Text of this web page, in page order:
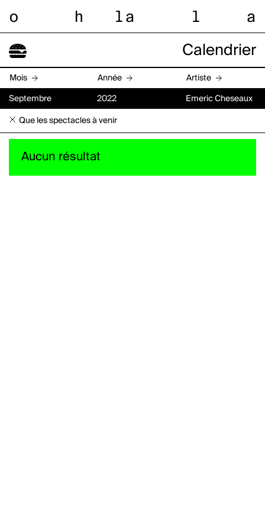
o h l a l a
Calendrier
Mois Année Artiste
Septembre 2022 Emeric Cheseaux
Que les spectacles à venir
Aucun résultat